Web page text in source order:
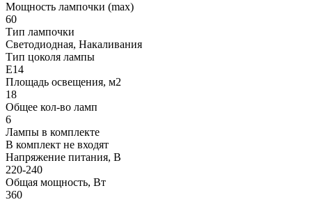
Мощность лампочки (max)
60
Тип лампочки
Светодиодная, Накаливания
Тип цоколя лампы
E14
Площадь освещения, м2
18
Общее кол-во ламп
6
Лампы в комплекте
В комплект не входят
Напряжение питания, В
220-240
Общая мощность, Вт
360